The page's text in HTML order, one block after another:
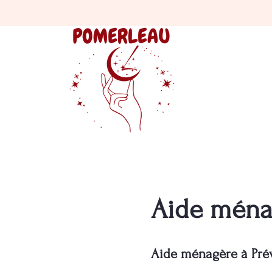
Aide
Aide ménagère à